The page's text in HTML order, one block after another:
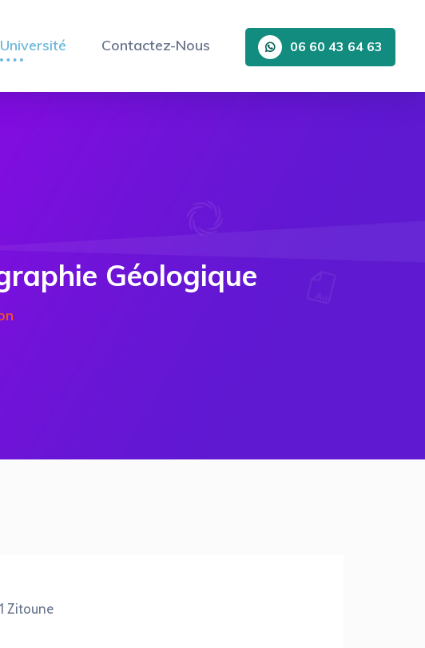
Université Contactez-Nous 06 60 43 64 63
Géologique
Zitoune